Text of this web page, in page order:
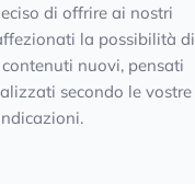
di offrire ai nostri
la possibilità di
nuovi, pensati
secondo le vostre